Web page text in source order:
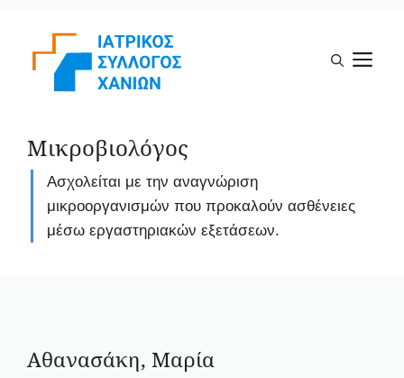
περιεχόμενο
Μικροβιολόγος
Ασχολείται με την αναγνώριση
μικροοργανισμών που προκαλούν ασθένειες
μέσω εργαστηριακών εξετάσεων.
Αθανασάκη, Μαρία